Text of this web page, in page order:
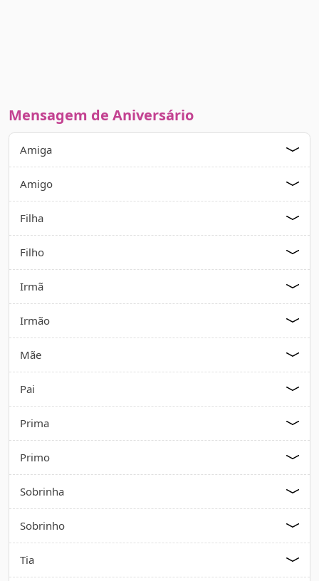
Mensagem de Aniversário
Amiga
Amigo
Filha
Filho
Irmã
Irmão
Mãe
Pai
Prima
Primo
Sobrinha
Sobrinho
Tia